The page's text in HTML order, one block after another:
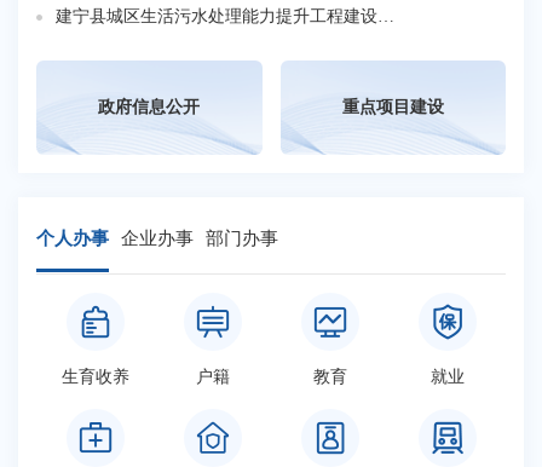
政府信息公开 重点项目建设
个人办事 企业办事 部门办事
生育收养 户籍 教育 就业